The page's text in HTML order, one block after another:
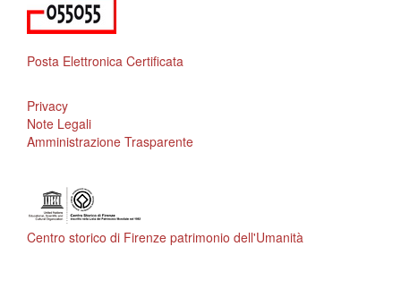
Posta Elettronica Certificata
Privacy
Note Legali
Amministrazione Trasparente
Centro storico di Firenze patrimonio dell'Umanità